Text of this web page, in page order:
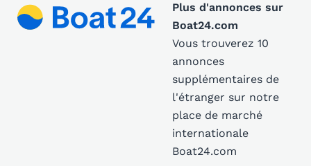
Plus d'annonces sur
Boat24.com
Vous trouverez 10
annonces
supplémentaires de
l'étranger sur notre
place de marché
internationale
Boat24.com